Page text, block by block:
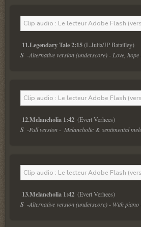
Clip audio : Le lecteur Adobe Flash
11.Legendary Tale 2:15 (L.Julia/JP Batailley)
S -Alternative version (underscore) - Love, hope
Clip audio : Le lecteur Adobe Flash
12.Melancholia 1:42 (Evert Verhees)
S -Full version -  Melancholic & sentimental
Clip audio : Le lecteur Adobe Flash
13.Melancholia 1:42 (Evert Verhees)
S -Alternative version (underscore) - With